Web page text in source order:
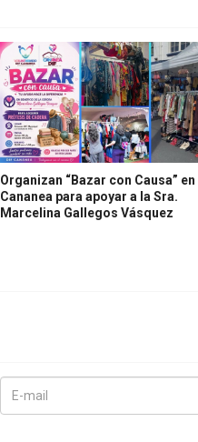
Organizan “Bazar con Causa” en
Cananea para apoyar a la Sra.
Marcelina Gallegos Vásquez